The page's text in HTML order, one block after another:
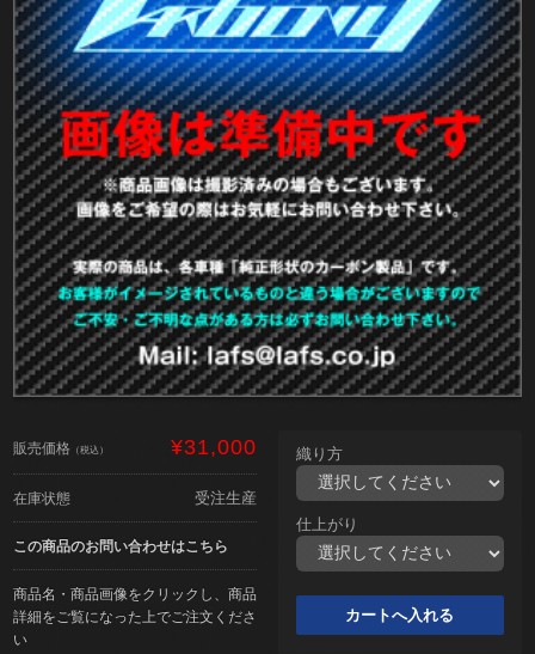
販売価格 （税込） ¥31,000
在庫状態 受注生産
この商品のお問い合わせはこちら
商品名・商品画像をクリックし、商品
詳細をご覧になった上でご注文くださ
い
織り方
仕上がり